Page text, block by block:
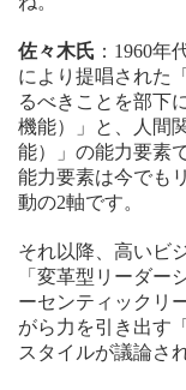
佐々木氏 ：1960年
により提唱された
るべきことを部下
機能）」と、人間
能）」の能力要素
能力要素は今でも
動の2軸です。
それ以降、高いビ
「変革型リーダー
ーセンティックリ
がら力を引き出す
スタイルが議論さ